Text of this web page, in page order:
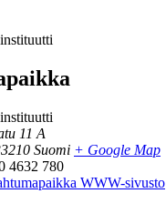
11 A
Suomi + Google Map
4632 780
WWW-sivusto